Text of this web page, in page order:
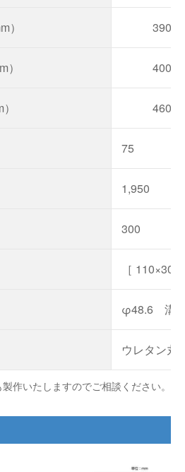
） 390
400
460
75
1,950
300
［
φ48.6
ウレタン丸
作いたしますのでご相談ください。